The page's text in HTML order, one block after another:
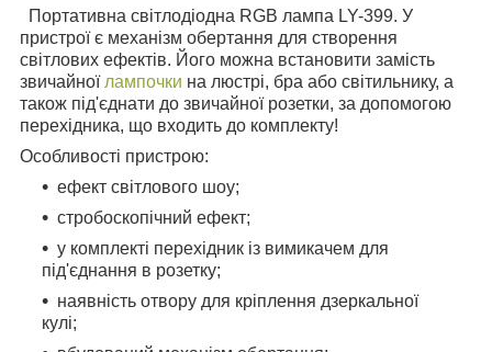
Портативна світлодіодна RGB лампа LY-399. У
пристрої є механізм обертання для створення
світлових ефектів. Його можна встановити замість
звичайної лампочки на люстрі, бра або світильнику, а
також під'єднати до звичайної розетки, за допомогою
перехідника, що входить до комплекту!
Особливості пристрою:
ефект світлового шоу;
стробоскопічний ефект;
у комплекті перехідник із вимикачем для
під'єднання в розетку;
наявність отвору для кріплення дзеркальної
кулі;